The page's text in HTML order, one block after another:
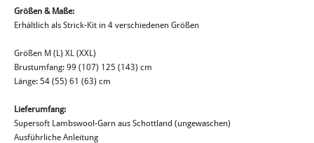
Größen & Maße:
Erhältlich als Strick-Kit in 4 verschiedenen Größen
Größen M (L) XL (XXL)
Brustumfang: 99 (107) 125 (143) cm
Länge: 54 (55) 61 (63) cm
Lieferumfang:
Supersoft Lambswool-Garn aus Schottland (ungewaschen)
Ausführliche Anleitung